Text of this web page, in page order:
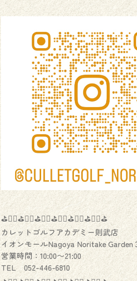
⛳️🏌️‍♂️⛳️🏌️‍♀️⛳️🏌️‍♂️⛳️🏌️‍♀️⛳️🏌️‍♂️⛳️🏌️‍♀️⛳️
カレットゴルフアカデミー則武店
イオンモールNagoya Noritake Garden
営業時間：10:00〜21:00
TEL 052-446-6810